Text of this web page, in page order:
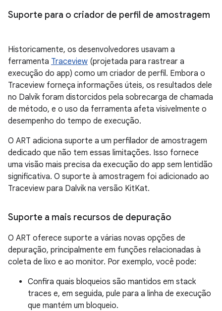
Suporte para o criador de perfil de amostragem
Historicamente, os desenvolvedores usavam a
ferramenta Traceview (projetada para rastrear a
execução do app) como um criador de perfil. Embora o
Traceview forneça informações úteis, os resultados dele
no Dalvik foram distorcidos pela sobrecarga de chamada
de método, e o uso da ferramenta afeta visivelmente o
desempenho do tempo de execução.
O ART adiciona suporte a um perfilador de amostragem
dedicado que não tem essas limitações. Isso fornece
uma visão mais precisa da execução do app sem lentidão
significativa. O suporte à amostragem foi adicionado ao
Traceview para Dalvik na versão KitKat.
Suporte a mais recursos de depuração
O ART oferece suporte a várias novas opções de
depuração, principalmente em funções relacionadas à
coleta de lixo e ao monitor. Por exemplo, você pode:
Confira quais bloqueios são mantidos em stack
traces e, em seguida, pule para a linha de execução
que mantém um bloqueio.